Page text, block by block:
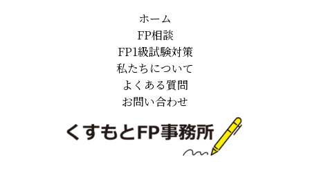
ホーム
FP相談
FP1級試験対策
私たちについて
よくある質問
お問い合わせ